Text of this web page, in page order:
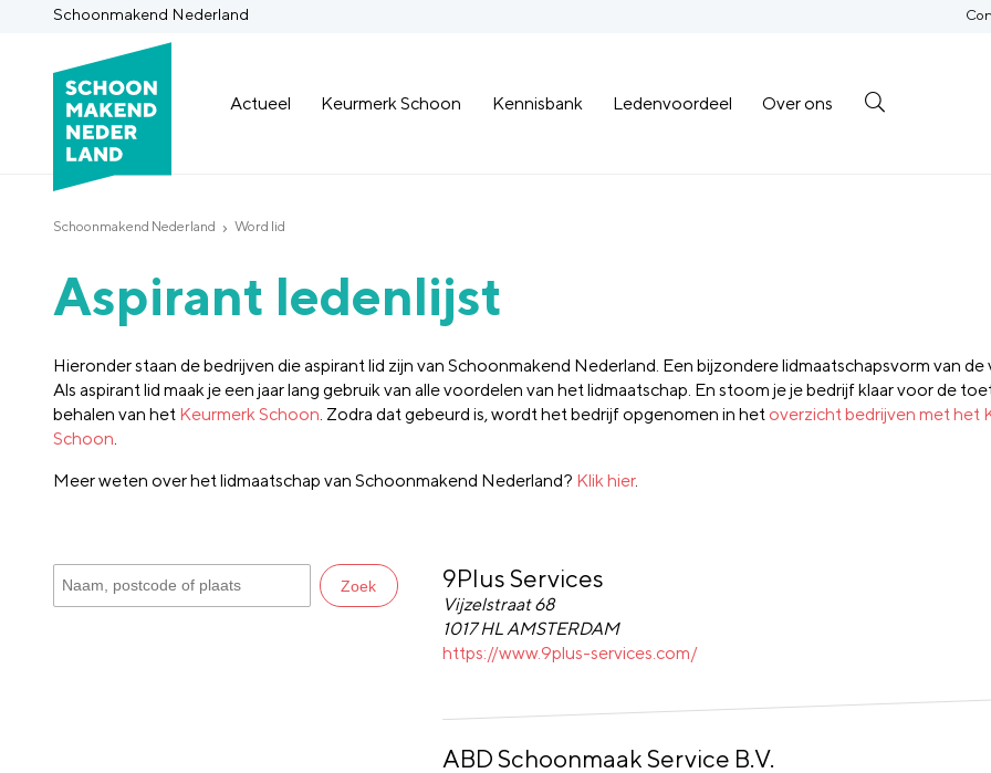
Schoonmakend Nederland
Actueel Keurmerk Schoon Kennisbank Ledenvoordeel Over ons
Schoonmakend Nederland Word lid
Aspirant ledenlijst
Hieronder staan de bedrijven die aspirant lid zijn van Schoonmakend Nederland. Een bijzondere lidmaatschapsvorm van de
Als aspirant lid maak je een jaar lang gebruik van alle voordelen van het lidmaatschap. En stoom je je bedrijf klaar voor de
behalen van het Keurmerk Schoon. Zodra dat gebeurd is, wordt het bedrijf opgenomen in het overzicht bedrijven met het
Schoon.
Meer weten over het lidmaatschap van Schoonmakend Nederland? Klik hier.
Zoek 9Plus Services
9Plus Services
Vijzelstraat 68
1017 HL AMSTERDAM
https://www.9plus-services.com/
ABD Schoonmaak Service B.V.
ABD Schoonmaak Service B.V.